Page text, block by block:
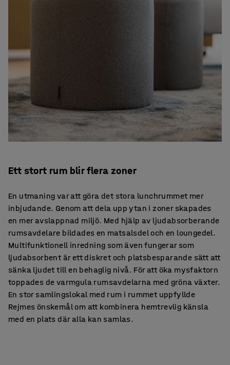
Ett stort rum blir flera zoner
En utmaning var att göra det stora lunchrummet mer
inbjudande. Genom att dela upp ytan i zoner skapades
en mer avslappnad miljö. Med hjälp av ljudabsorberande
rumsavdelare bildades en matsalsdel och en loungedel.
Multifunktionell inredning som även fungerar som
ljudabsorbent är ett diskret och platsbesparande sätt att
sänka ljudet till en behaglig nivå. För att öka mysfaktorn
toppades de varmgula rumsavdelarna med gröna växter.
En stor samlingslokal med rum i rummet uppfyllde
Rejmes önskemål om att kombinera hemtrevlig känsla
med en plats där alla kan samlas.